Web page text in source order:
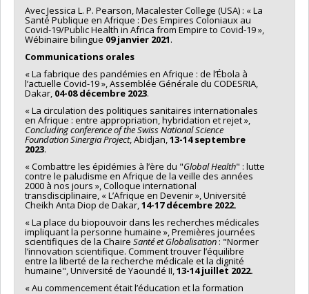
Avec Jessica L. P. Pearson, Macalester College (USA) : « La
Santé Publique en Afrique : Des Empires Coloniaux au
Covid-19/Public Health in Africa from Empire to Covid-19 »,
Wébinaire bilingue 09 janvier 2021.
Communications orales
« La fabrique des pandémies en Afrique : de l’Ébola à
l’actuelle Covid-19 », Assemblée Générale du CODESRIA,
Dakar, 04-08 décembre 2023.
« La circulation des politiques sanitaires internationales
en Afrique : entre appropriation, hybridation et rejet »,
Concluding conference of the Swiss National Science
Foundation Sinergia Project, Abidjan,13-14 septembre
2023.
« Combattre les épidémies à l’ère du "Global Health" : lutte
contre le paludisme en Afrique de la veille des années
2000 à nos jours », Colloque international
transdisciplinaire, « L’Afrique en Devenir », Université
Cheikh Anta Diop de Dakar,14-17 décembre 2022.
« La place du biopouvoir dans les recherches médicales
impliquant la personne humaine », Premières journées
scientifiques de la Chaire Santé et Globalisation: "Normer
l’innovation scientifique. Comment trouver l’équilibre
entre la liberté de la recherche médicale et la dignité
humaine", Université de Yaoundé II,13-14 juillet 2022.
« Au commencement était l’éducation et la formation